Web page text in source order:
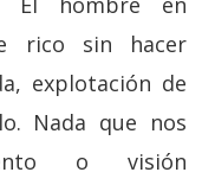
rico sin hacer
explotación de
Nada que nos
o visión